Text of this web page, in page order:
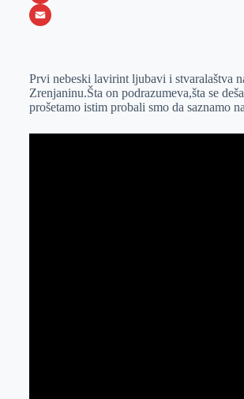
o
e
e
r
k
I
n
b
h
s
A
X
a
i
Prvi nebeski lavirint ljubavi i stvaralaštva
Zrenjaninu.Šta on podrazumeva,šta se
prošetamo istim probali smo da saznamo